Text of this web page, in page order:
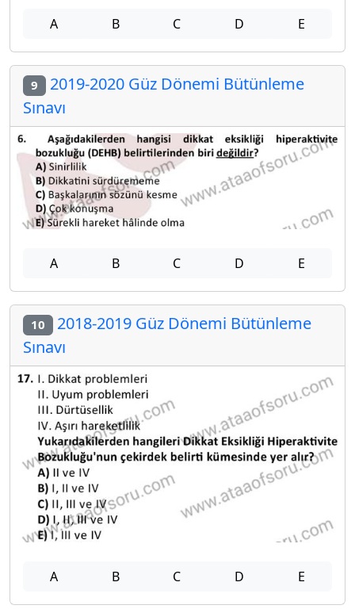
A B C D E
9 2019-2020 Güz Dönemi Bütünleme
Sınavı
A B C D E
10 2018-2019 Güz Dönemi Bütünleme
Sınavı
A B C D E